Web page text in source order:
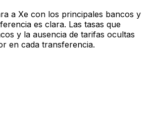
a Xe con los principales bancos y
es clara. Las tasas que
y la ausencia de tarifas ocultas
en cada transferencia.